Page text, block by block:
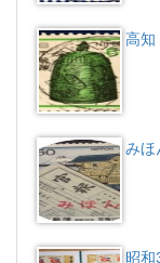
高知
みほ
昭